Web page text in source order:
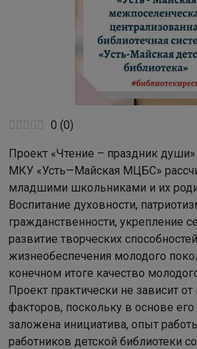
0 (0)
Проект «Чтение – праздник души»
МКУ «Усть—Майская МЦБС»
младшими школьниками и их
Воспитание духовности,
гражданственности, укрепление
развитие творческих
жизнеобеспечения молодого
конечном итоге качество
Проект практически не зависит
факторов, поскольку в основе его
заложена инициатива, опыт
работников детской библиотеки